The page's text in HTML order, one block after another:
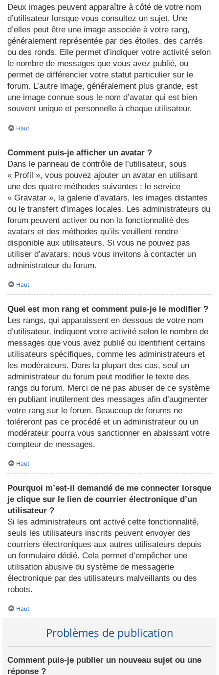
Deux images peuvent apparaître à côté de votre nom
d’utilisateur lorsque vous consultez un sujet. Une
d’elles peut être une image associée à votre rang,
généralement représentée par des étoiles, des carrés
ou des ronds. Elle permet d’indiquer votre activité selon
le nombre de messages que vous avez publié, ou
permet de différencier votre statut particulier sur le
forum. L’autre image, généralement plus grande, est
une image connue sous le nom d’avatar qui est bien
souvent unique et personnelle à chaque utilisateur.
Haut
Comment puis-je afficher un avatar ?
Dans le panneau de contrôle de l’utilisateur, sous
« Profil », vous pouvez ajouter un avatar en utilisant
une des quatre méthodes suivantes : le service
« Gravatar », la galerie d’avatars, les images distantes
ou le transfert d’images locales. Les administrateurs du
forum peuvent activer ou non la fonctionnalité des
avatars et des méthodes qu’ils veuillent rendre
disponible aux utilisateurs. Si vous ne pouvez pas
utiliser d’avatars, nous vous invitons à contacter un
administrateur du forum.
Haut
Quel est mon rang et comment puis-je le modifier ?
Les rangs, qui apparaissent en dessous de votre nom
d’utilisateur, indiquent votre activité selon le nombre de
messages que vous avez publié ou identifient certains
utilisateurs spécifiques, comme les administrateurs et
les modérateurs. Dans la plupart des cas, seul un
administrateur du forum peut modifier le texte des
rangs du forum. Merci de ne pas abuser de ce système
en publiant inutilement des messages afin d’augmenter
votre rang sur le forum. Beaucoup de forums ne
toléreront pas ce procédé et un administrateur ou un
modérateur pourra vous sanctionner en abaissant votre
compteur de messages.
Haut
Pourquoi m’est-il demandé de me connecter lorsque
je clique sur le lien de courrier électronique d’un
utilisateur ?
Si les administrateurs ont activé cette fonctionnalité,
seuls les utilisateurs inscrits peuvent envoyer des
courriers électroniques aux autres utilisateurs depuis
un formulaire dédié. Cela permet d’empêcher une
utilisation abusive du système de messagerie
électronique par des utilisateurs malveillants ou des
robots.
Haut
Problèmes de publication
Comment puis-je publier un nouveau sujet ou une
réponse ?